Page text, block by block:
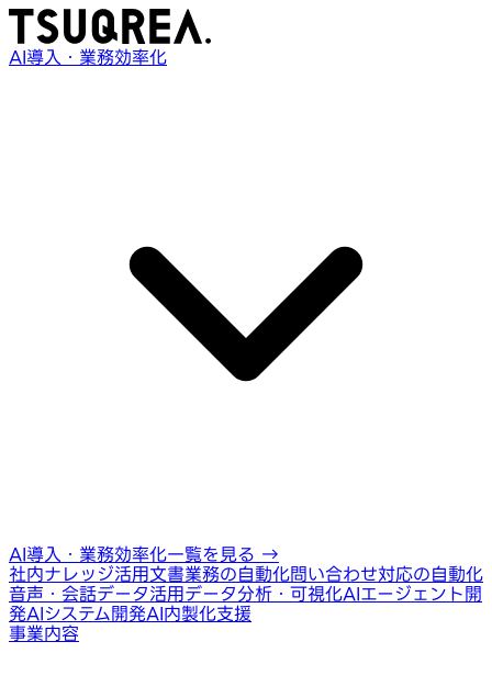
AI導入・業務効率化
AI導入・業務効率化一覧を見る →
社内ナレッジ活用文書業務の自動化問い合わせ対応の自動化
音声・会話データ活用データ分析・可視化AIエージェント開
発AIシステム開発AI内製化支援
事業内容